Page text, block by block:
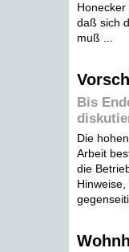
daß sich
muß ...
Bis
Die
Arbeit
die